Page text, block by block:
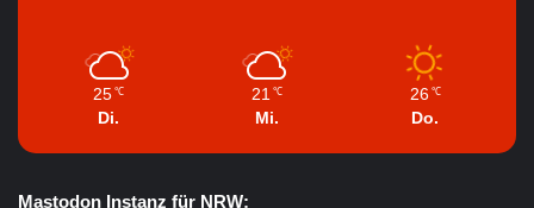
25 ℃
Di.
21 ℃
Mi.
26 ℃
Do.
Mastodon Instanz für NRW: